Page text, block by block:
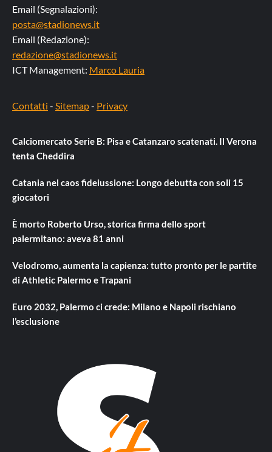
Email (Segnalazioni):
posta@stadionews.it
Email (Redazione):
redazione@stadionews.it
ICT Management: Marco Lauria
Contatti - Sitemap- Privacy
Calciomercato Serie B: Pisa e Catanzaro scatenati. Il Verona
tenta Cheddira
Catania nel caos fideiussione: Longo debutta con soli 15
giocatori
È morto Roberto Urso, storica firma dello sport
palermitano: aveva 81 anni
Velodromo, aumenta la capienza: tutto pronto per le partite
di Athletic Palermo e Trapani
Euro 2032, Palermo ci crede: Milano e Napoli rischiano
l’esclusione